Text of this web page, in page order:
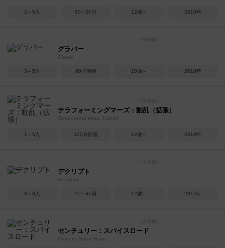
2～5人 60～90分 12歳～ 2010年
グラバー
Glover
3～5人 60分前後 10歳～ 2018年
テラフォーミングマーズ：動乱（拡張）
Terraforming Mars: Turmoil
1～5人 120分前後 12歳～ 2019年
デクリプト
Decrypto
3～8人 15～45分 12歳～ 2017年
センチュリー：スパイスロード
Century: Spice Road